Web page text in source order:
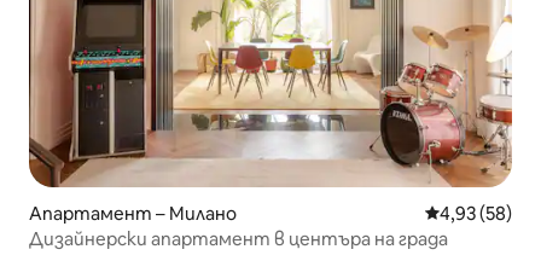
Апартамент – Милано Средна
4,93 (58)
Дизайнерски апартамент в центъра на града